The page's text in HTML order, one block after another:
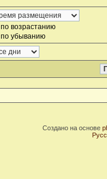
по возрастанию
по убыванию
Создано на основе